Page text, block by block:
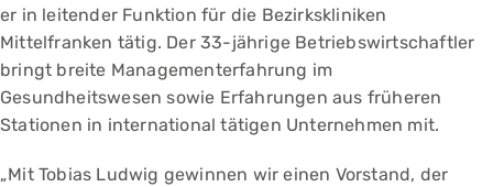
er in leitender Funktion für die Bezirkskliniken
Mittelfranken tätig. Der 33-jährige Betriebswirtschaftler
bringt breite Managementerfahrung im
Gesundheitswesen sowie Erfahrungen aus früheren
Stationen in international tätigen Unternehmen mit.
„Mit Tobias Ludwig gewinnen wir einen Vorstand, der